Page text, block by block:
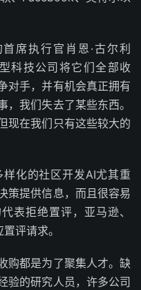
席执行官肖恩·古尔利
科技公司将它们全部收
对手，并有机会真正拥有
我们失去了某些东西。
现在我们只有这些较大的
化的社区开发AI尤其重
策提供信息，而且很容易
表拒绝置评，亚马逊、
评请求。
购都是为了聚集人才。缺
验的研究人员，许多公司